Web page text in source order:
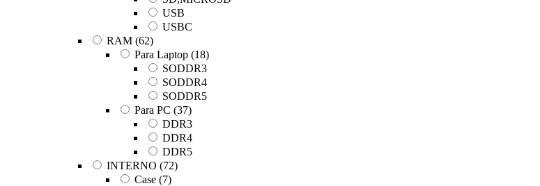
USB
USBC
RAM (62)
Para Laptop (18)
SODDR3
SODDR4
SODDR5
Para PC (37)
DDR3
DDR4
DDR5
INTERNO (72)
Case (7)